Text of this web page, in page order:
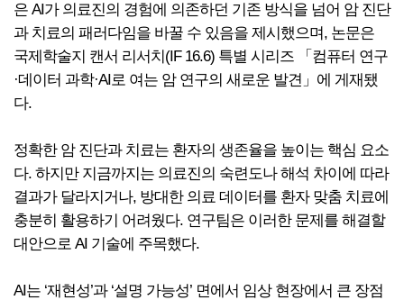
은 AI가 의료진의 경험에 의존하던 기존 방식을 넘어 암 진단
과 치료의 패러다임을 바꿀 수 있음을 제시했으며, 논문은
국제학술지 캔서 리서치(IF 16.6) 특별 시리즈 「컴퓨터 연구
·데이터 과학·AI로 여는 암 연구의 새로운 발견」에 게재됐
다.
정확한 암 진단과 치료는 환자의 생존율을 높이는 핵심 요소
다. 하지만 지금까지는 의료진의 숙련도나 해석 차이에 따라
결과가 달라지거나, 방대한 의료 데이터를 환자 맞춤 치료에
충분히 활용하기 어려웠다. 연구팀은 이러한 문제를 해결할
대안으로 AI 기술에 주목했다.
AI는 ‘재현성’과 ‘설명 가능성’ 면에서 임상 현장에서 큰 장점